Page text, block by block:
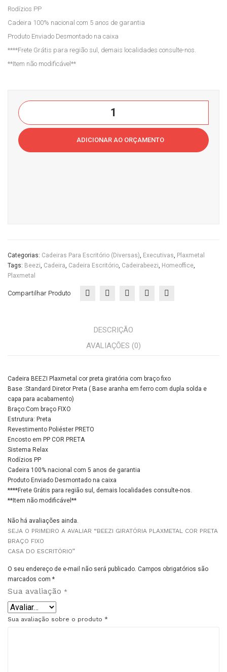
Rodízios PP
Cadeira 100% nacional com 5 anos de garantia
Produto Enviado Desmontado na caixa
****Frete Grátis para região sul, demais localidades consulte-nos.
**Item não modificável**
Beezi
Giratória
Plaxmetal
Cor
ADICIONAR AO ORÇAMENTO
Categorias: Cadeiras Para Escritório (diversas), Executivas, Plaxmetal
Tags: Beezi, Cadeira, Cadeira Escritório, Cadeirabeezi, Homeoffice,
Plaxmetal
Compartilhar Produto
DESCRIÇÃO
AVALIAÇÕES (0)
Cadeira BEEZI Plaxmetal cor preta giratória com braço fixo
Base :Standard Diretor Preta ( Base aranha em ferro com dupla solda e
capa para acabamento)
Braço:Com braço FIXO
Estrutura: Preta
Revestimento Poliéster PRETO
Encosto em PP COR PRETA
Sistema Relax
Rodízios PP
Cadeira 100% nacional com 5 anos de garantia
Produto Enviado Desmontado na caixa
****Frete Grátis para região sul, demais localidades consulte-nos.
**Item não modificável**
Não há avaliações ainda.
SEJA O PRIMEIRO A AVALIAR “BEEZI GIRATÓRIA PLAXMETAL COR PRETA
BRAÇO FIXO
CASA DO ESCRITÓRIO”
O seu endereço de e-mail não será publicado. Campos obrigatórios são
marcados com *
Sua avaliação *
Sua avaliação sobre o produto *